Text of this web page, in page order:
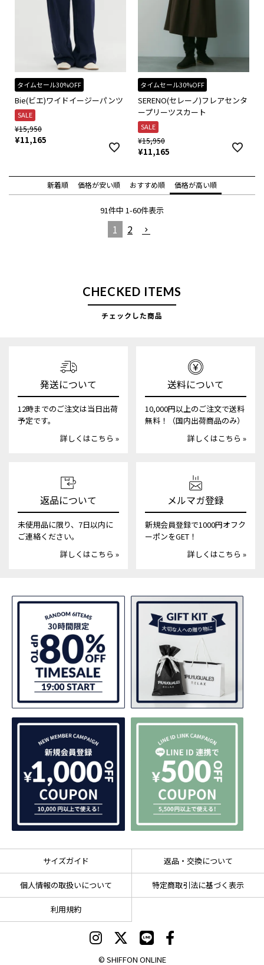
タイムセール30%OFF
Bie(ビエ)ワイドイージーパンツ
SALE
¥15,950
¥11,165
タイムセール30%OFF
SERENO(セレーノ)フレアセンタ
ープリーツスカート
SALE
¥15,950
¥11,165
新着順 価格が安い順 おすすめ順 価格が高い順
91件中 1-60件表示
1 2
CHECKED ITEMS
チェックした商品
発送について
12時までのご注文は当日出荷
予定です。
詳しくはこちら »
送料について
10,000円以上のご注文で送料
無料！（国内出荷商品のみ）
詳しくはこちら »
返品について
未使用品に限り、7日以内に
ご連絡ください。
詳しくはこちら »
メルマガ登録
新規会員登録で1000円オフク
ーポンをGET！
詳しくはこちら »
サイズガイド 返品・交換について
個人情報の取扱いについて 特定商取引法に基づく表示
利用規約
© SHIFFON ONLINE